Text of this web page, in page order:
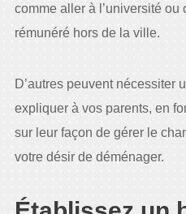
comme aller à l’université
rémunéré hors de la ville.
D’autres peuvent nécessiter
expliquer à vos parents, en
sur leur façon de gérer le
votre désir de déménager.